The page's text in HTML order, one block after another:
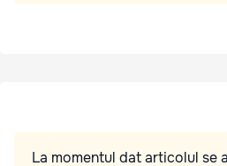
La momentul dat articolul se